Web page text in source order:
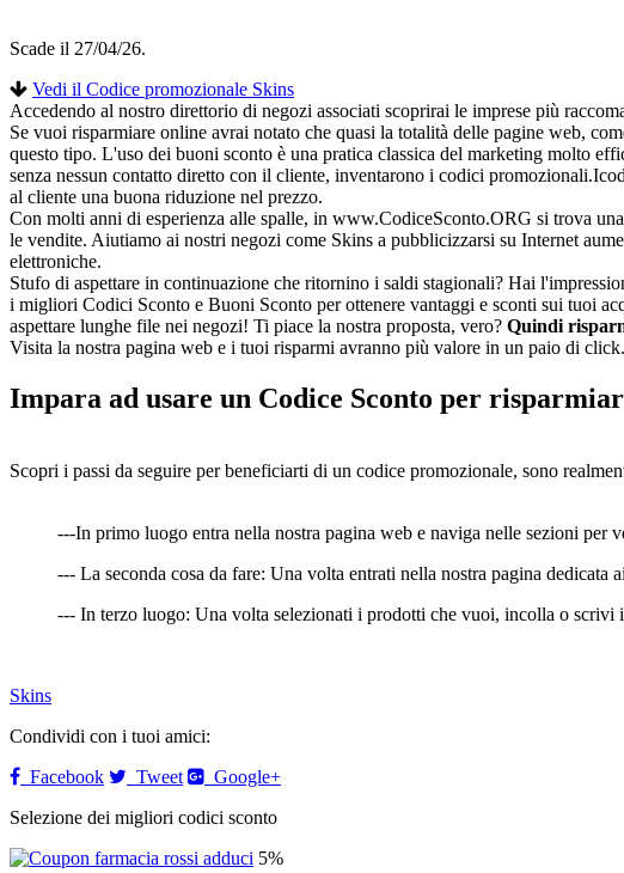
Scade il 27/04/26.
Vedi il Codice promozionale Skins
Accedendo al nostro direttorio di negozi associati scoprirai le imprese più
Se vuoi risparmiare online avrai notato che quasi la totalità delle pagine web,
questo tipo. L'uso dei buoni sconto è una pratica classica del marketing molto
senza nessun contatto diretto con il cliente, inventarono i codici
al cliente una buona riduzione nel prezzo.
Con molti anni di esperienza alle spalle, in www.CodiceSconto.ORG si trova
le vendite. Aiutiamo ai nostri negozi come Skins a pubblicizzarsi su Internet
elettroniche.
Stufo di aspettare in continuazione che ritornino i saldi stagionali? Hai
i migliori Codici Sconto e Buoni Sconto per ottenere vantaggi e sconti sui tuoi
aspettare lunghe file nei negozi! Ti piace la nostra proposta, vero? Quindi
Visita la nostra pagina web e i tuoi risparmi avranno più valore in un paio di click.
Impara ad usare un Codice Sconto per
Scopri i passi da seguire per beneficiarti di un codice promozionale, sono
---In primo luogo entra nella nostra pagina web e naviga nelle sezioni per
--- La seconda cosa da fare: Una volta entrati nella nostra pagina
--- In terzo luogo: Una volta selezionati i prodotti che vuoi, incolla o scrivi
Skins
Condividi con i tuoi amici:
Facebook
Tweet
Google+
Selezione dei migliori codici sconto
5%